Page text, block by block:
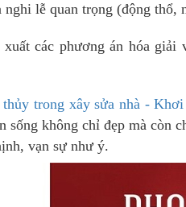
nghi lễ quan trọng (động thổ,
các phương án hóa giải
thủy trong xây sửa nhà -
sống không chỉ đẹp mà còn
vạn sự như ý.